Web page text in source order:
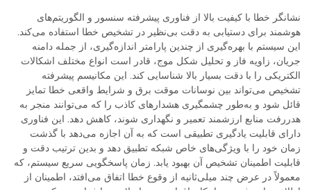
نشانگر خطا با کیفیت بالا از فناوری پیشرفته سنسور و الگوریتم‌های
هوشمند برای دستیابی به دقت بی‌نظیر در تشخیص خطا استفاده می‌کند.
این سیستم با بهره‌گیری از چندین پارامتر اندازه‌گیری، از جمله دامنه
جریان، زاویه فاز و تحلیل شکل موج، قادر است انواع مختلف اشکالات
الکتریکی را با دقت بسیار بالا شناسایی کند. این مکانیسم پیشرفته
تشخیص می‌تواند بین نوسانات موقت برق و شرایط واقعی خطا تمایز
قائل شود و به‌طور چشمگیری هشدارهای کاذب را که می‌توانند منجر به
هدررفت منابع ارزشمند تعمیر و نگهداری شوند، کاهش دهد. این فناوری
دارای قابلیت یادگیری تطبیقی است که به آن اجازه می‌دهد با گذشت
زمان خود را با ویژگی‌های خاص شبکه تطبیق دهد و بدین ترتیب دقت و
قابلیت اطمینان تشخیص آن بهبود یابد. زمان پاسخگویی سریع سیستم، که
معمولاً در عرض چند میلی‌ثانیه از وقوع خطا اتفاق می‌افتد، اطمینان از